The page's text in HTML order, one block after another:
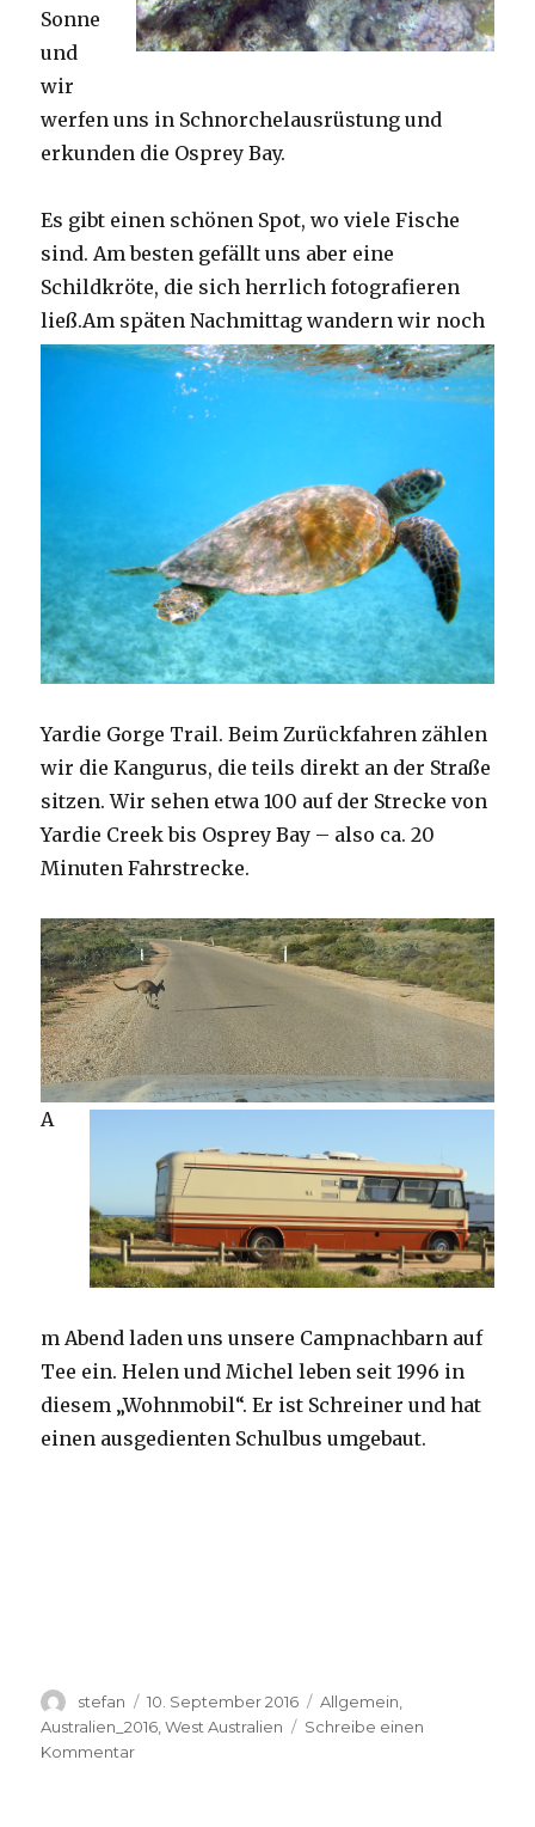
Sonne
und
wir
werfen uns in Schnorchelausrüstung und
erkunden die Osprey Bay.
Es gibt einen schönen Spot, wo viele Fische
sind. Am besten gefällt uns aber eine
Schildkröte, die sich herrlich fotografieren
ließ.Am späten Nachmittag wandern wir noch
Yardie Gorge Trail. Beim Zurückfahren zählen
wir die Kangurus, die teils direkt an der Straße
sitzen. Wir sehen etwa 100 auf der Strecke von
Yardie Creek bis Osprey Bay – also ca. 20
Minuten Fahrstrecke.
A
m Abend laden uns unsere Campnachbarn auf
Tee ein. Helen und Michel leben seit 1996 in
diesem „Wohnmobil“. Er ist Schreiner und hat
einen ausgedienten Schulbus umgebaut.
Autor
stefan
Veröffentlicht
am
10. September 2016 Kategorien
Allgemein
Australien_2016 ,West Australien
Schreibe einen
Kommentarzu